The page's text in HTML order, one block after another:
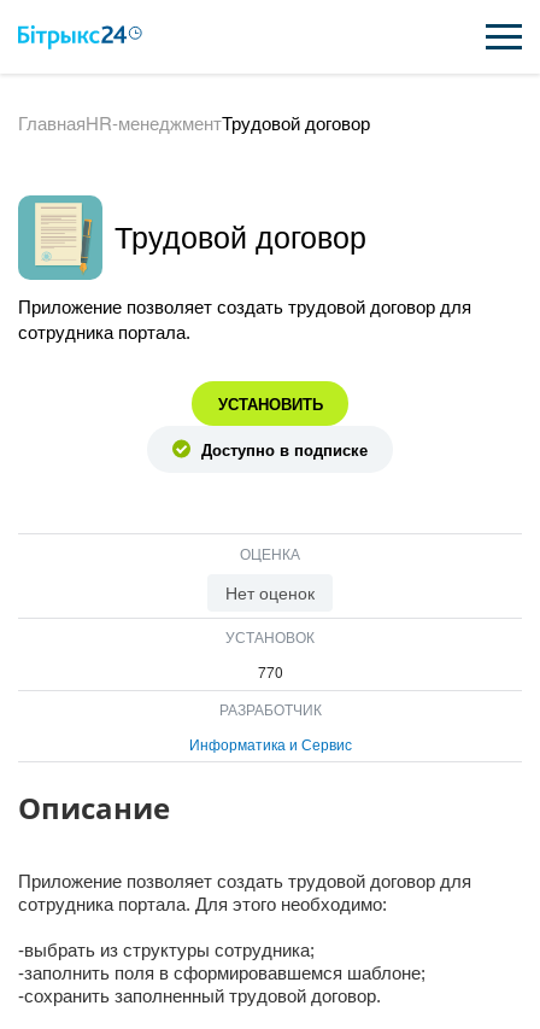
ВОЗМОЖНОСТИ
ИНТЕГРАЦИИ
ПОЛЕЗНОЕ
ВХОД
ГлавнаяHR-менеджментТрудовой договор
Трудовой договор
Приложение позволяет создать трудовой договор для
сотрудника портала.
УСТАНОВИТЬ
Доступно в подписке
ОЦЕНКА
Нет оценок
УСТАНОВОК
770
РАЗРАБОТЧИК
Информатика и Сервис
Описание
Приложение позволяет создать трудовой договор для
сотрудника портала. Для этого необходимо:
-выбрать из структуры сотрудника;
-заполнить поля в сформировавшемся шаблоне;
-сохранить заполненный трудовой договор.